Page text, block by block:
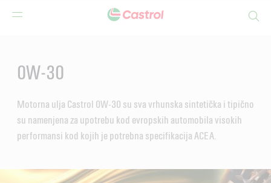
0W-30
Motorna ulja Castrol 0W-30 su sva vrhunska sintetička i tipično
su namenjena za upotrebu kod evropskih automobila visokih
performansi kod kojih je potrebna specifikacija ACEA.